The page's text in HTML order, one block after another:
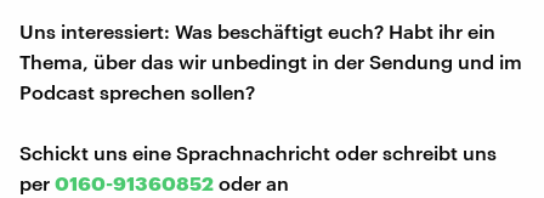
Uns interessiert: Was beschäftigt euch? Habt ihr ein
Thema, über das wir unbedingt in der Sendung und im
Podcast sprechen sollen?
Schickt uns eine Sprachnachricht oder schreibt uns
per 0160-91360852 oder an